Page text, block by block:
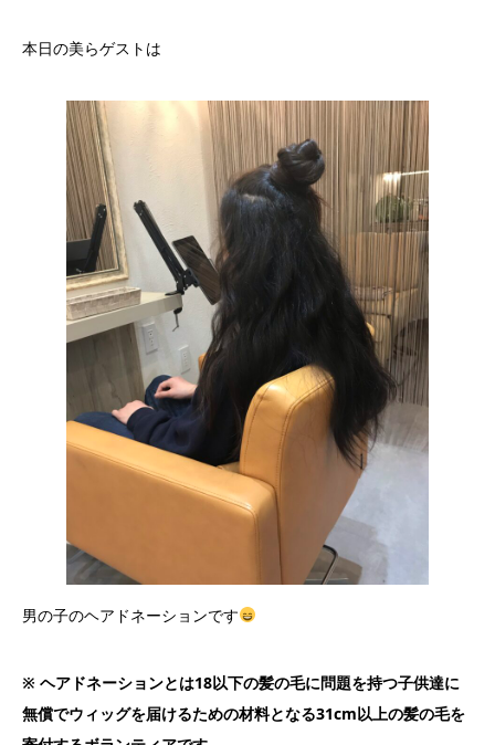
本日の美らゲストは
男の子のヘアドネーションです
※ ヘアドネーションとは18以下の髪の毛に問題を持つ子供達に
無償でウィッグを届けるための材料となる31cm以上の髪の毛を